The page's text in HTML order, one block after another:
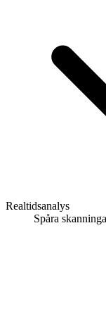
Realtidsanalys
Spåra